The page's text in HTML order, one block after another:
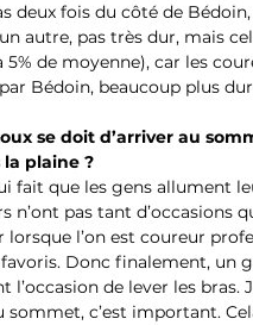
deux fois du côté de
autre, pas très dur, mais
de moyenne), car les
Bédoin, beaucoup plus
se doit d’arriver au
plaine ?
fait que les gens allument
n’ont pas tant d’occasions
l’on est coureur
Donc finalement, un
l’occasion de lever les
c’est important.